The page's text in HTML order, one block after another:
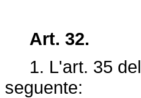
Art. 32.
1. L'art. 35 del
seguente: